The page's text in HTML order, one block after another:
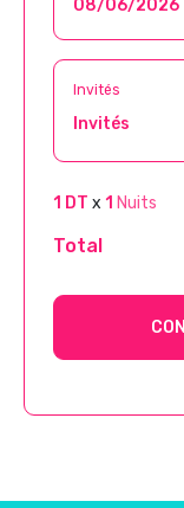
Invités
Invités
1 DT x 1 Nuits
Total